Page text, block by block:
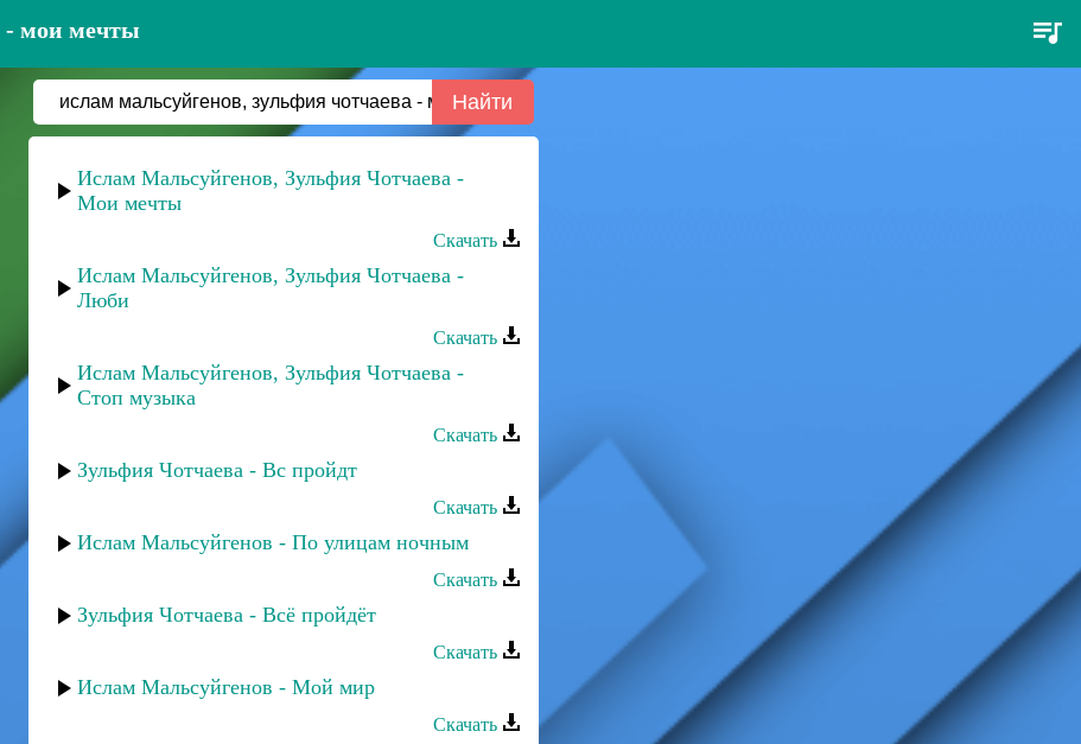
- мои мечты
Ислам Мальсуйгенов, Зульфия Чотчаева -
Мои мечты
Скачать
Ислам Мальсуйгенов, Зульфия Чотчаева -
Люби
Скачать
Ислам Мальсуйгенов, Зульфия Чотчаева -
Стоп музыка
Скачать
Зульфия Чотчаева - Вс пройдт
Скачать
Ислам Мальсуйгенов - По улицам ночным
Скачать
Зульфия Чотчаева - Всё пройдёт
Скачать
Ислам Мальсуйгенов - Мой мир
Скачать